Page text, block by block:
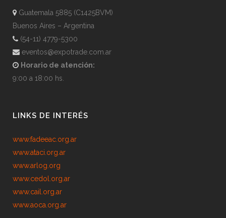
Guatemala 5885 (C1425BVM)
Buenos Aires – Argentina
(54-11) 4779-5300
eventos@expotrade.com.ar
Horario de atención:
9:00 a 18:00 hs.
LINKS DE INTERÉS
www.fadeeac.org.ar
www.ataci.org.ar
www.arlog.org
www.cedol.org.ar
www.cail.org.ar
www.aoca.org.ar